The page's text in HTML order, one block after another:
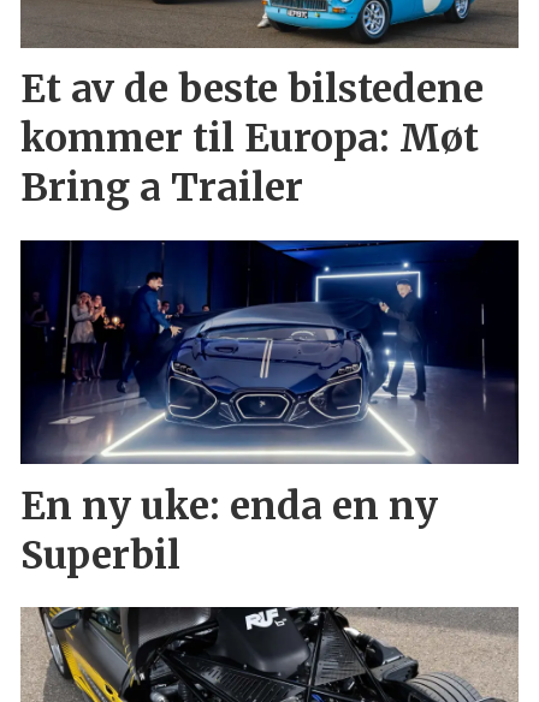
Et av de beste bilstedene
kommer til Europa: Møt
Bring a Trailer
En ny uke: enda en ny
Superbil